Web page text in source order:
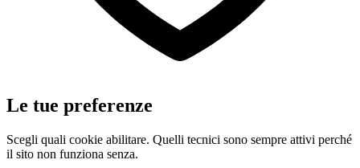
Le tue preferenze
Scegli quali cookie abilitare. Quelli tecnici sono sempre attivi perché
il sito non funziona senza.